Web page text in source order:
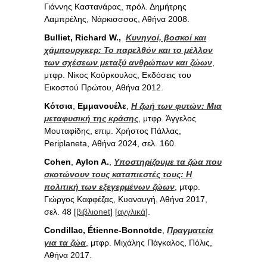
Γιάννης Καστανάρας, πρόλ. Δημήτρης
Λαμπρέλης, Νάρκισσσος, Αθήνα 2008.
Bulliet, Richard W., Κυνηγοί, βοσκοί και
χάμπουργκερ: Το παρελθόν και το μέλλον
των σχέσεων μεταξύ ανθρώπων και ζώων
μτφρ. Νίκος Κούρκουλος, Εκδόσεις του
Εικοστού Πρώτου, Αθήνα 2012.
Κότσια Εμμανουέλε Η ζωή των φυτών: Μια
μεταφυσική της κράσης , μτφρ. Άγγελος
Μουταφίδης, επιμ. Χρήστος Πάλλας,
Periplaneta, Αθήνα 2024, σελ. 160.
Cohen Aylon A.
Υποστηρίζουμε τα ζώα που
σκοτώνουν τους καταπιεστές τους: Η
πολιτική των εξεγερμένων ζώων , μτφρ.
Γιώργος Καφφέζας, Κυαναυγή, Αθήνα 2017,
σελ. 48 [βιβλιοnet] [αγγλικά].
Condillac, Étienne-Bonnotde Πραγματεία
για τα ζώα , μτφρ. Μιχάλης Πάγκαλος, Πόλις,
Αθήνα 2017.